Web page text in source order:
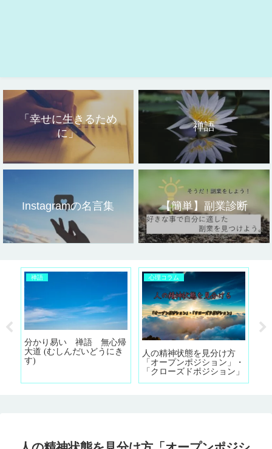
「幸せに生きるため
に」
禅語
Instagramの名言集 【簡単】副業診断
禅語
分かり易い 禅語 無心帰
大道 (むしんだいどうにき
す)
心理コラム
人の精神状態を見分け方
「オープンポジション」・
「クローズドポジション」